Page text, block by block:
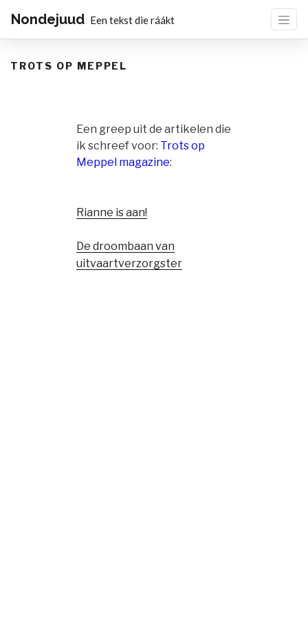
Nondejuud Een tekst die ráákt
TROTS OP MEPPEL
Een greep uit de artikelen die
ik schreef voor: Trots op
Meppel magazine:
Rianne is aan!
De droombaan van
uitvaartverzorgster